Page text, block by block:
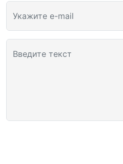
Укажите e-mail
Введите текст